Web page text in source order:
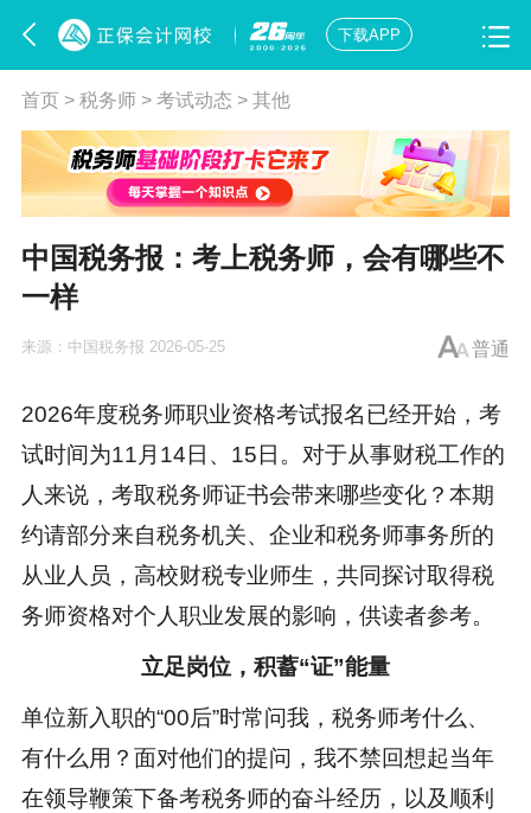
下载APP
首页> 税务师> 考试动态 > 其他
中国税务报：考上税务师，会有哪些不
一样
普通
来源： 中国税务报 2026-05-25
2026年度税务师职业资格考试报名已经开始，考
试时间为11月14日、15日。对于从事财税工作的
人来说，考取税务师证书会带来哪些变化？本期
约请部分来自税务机关、企业和税务师事务所的
从业人员，高校财税专业师生，共同探讨取得税
务师资格对个人职业发展的影响，供读者参考。
立足岗位，积蓄“证”能量
单位新入职的“00后”时常问我，税务师考什么、
有什么用？面对他们的提问，我不禁回想起当年
在领导鞭策下备考税务师的奋斗经历，以及顺利